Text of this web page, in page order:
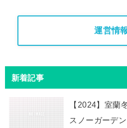
運営情
新着記事
【2024】室蘭
スノーガーデ